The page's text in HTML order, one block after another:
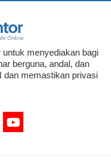
menyediakan bagi
berguna, andal, dan
dan memastikan privasi